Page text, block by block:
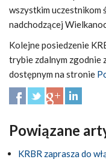
wszystkim uczestnikom
nadchodzącej
Kolejne posiedzenie
trybie zdalnym zgodnie
dostępnym na stronie
Powiązane
KRBR zaprasza do